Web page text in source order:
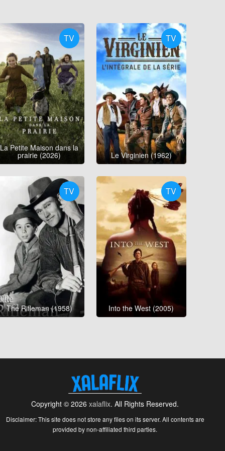
TV
La Petite Maison dans la
prairie (2026)
TV
Le Virginien (1962)
TV
The Rifleman (1958)
TV
Into the West (2005)
Copyright © 2026xalaflix. All Rights Reserved.
Disclaimer: This site does not store any files on its server. All contents are
provided by non-affiliated third parties.